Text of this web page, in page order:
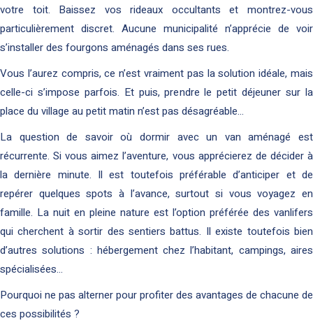
votre toit. Baissez vos rideaux occultants et montrez-vous
particulièrement discret. Aucune municipalité n’apprécie de voir
s’installer des fourgons aménagés dans ses rues.
Vous l’aurez compris, ce n’est vraiment pas la solution idéale, mais
celle-ci s’impose parfois. Et puis, prendre le petit déjeuner sur la
place du village au petit matin n’est pas désagréable…
La question de savoir où dormir avec un van aménagé est
récurrente. Si vous aimez l’aventure, vous apprécierez de décider à
la dernière minute. Il est toutefois préférable d’anticiper et de
repérer quelques spots à l’avance, surtout si vous voyagez en
famille. La nuit en pleine nature est l’option préférée des vanlifers
qui cherchent à sortir des sentiers battus. Il existe toutefois bien
d’autres solutions : hébergement chez l’habitant, campings, aires
spécialisées…
Pourquoi ne pas alterner pour profiter des avantages de chacune de
ces possibilités ?